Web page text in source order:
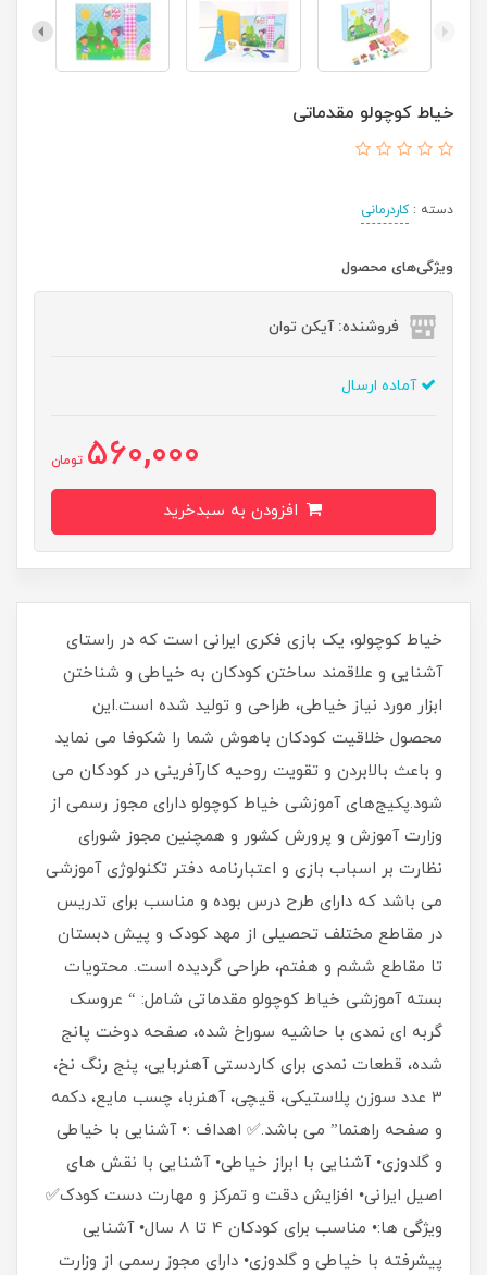
خیاط کوچولو مقدماتی
دسته :کاردرمانی
ویژگی‌های محصول
فروشنده: آیکن توان
آماده ارسال
560,000 تومان
خیاط کوچولو، یک بازی فکری ایرانی است که در راستای
آشنایی و علاقمند ساختن کودکان به خیاطی و شناختن
ابزار مورد نیاز خیاطی، طراحی و تولید شده است.این
محصول خلاقیت کودکان باهوش شما را شکوفا می نماید
و باعث بالابردن و تقویت روحیه کارآفرینی در کودکان می
شود.پکیج‌های آموزشی خیاط کوچولو دارای مجوز رسمی از
وزارت آموزش و پرورش کشور و همچنین مجوز شورای
نظارت بر اسباب بازی و اعتبارنامه دفتر تکنولوژی آموزشی
می باشد که دارای طرح درس بوده و مناسب برای تدریس
در مقاطع مختلف تحصیلی از مهد کودک و پیش دبستان
تا مقاطع ششم و هفتم، طراحی گردیده است. محتویات
بسته آموزشی خیاط کوچولو مقدماتی شامل: “ عروسک
گربه ای نمدی با حاشیه سوراخ شده، صفحه دوخت پانج
شده، قطعات نمدی برای کاردستی آهنربایی، پنج رنگ نخ،
3 عدد سوزن پلاستیکی، قیچی، آهنربا، چسب مایع، دکمه
و صفحه راهنما” می باشد.✅ اهداف :• آشنایی با خیاطی
و گلدوزی• آشنایی با ابراز خیاطی• آشنایی با نقش های
اصیل ایرانی• افزایش دقت و تمرکز و مهارت دست کودک✅
ویژگی ها:• مناسب برای کودکان 4 تا 8 سال• آشنایی
پیشرفته با خیاطی و گلدوزی• دارای مجوز رسمی از وزارت